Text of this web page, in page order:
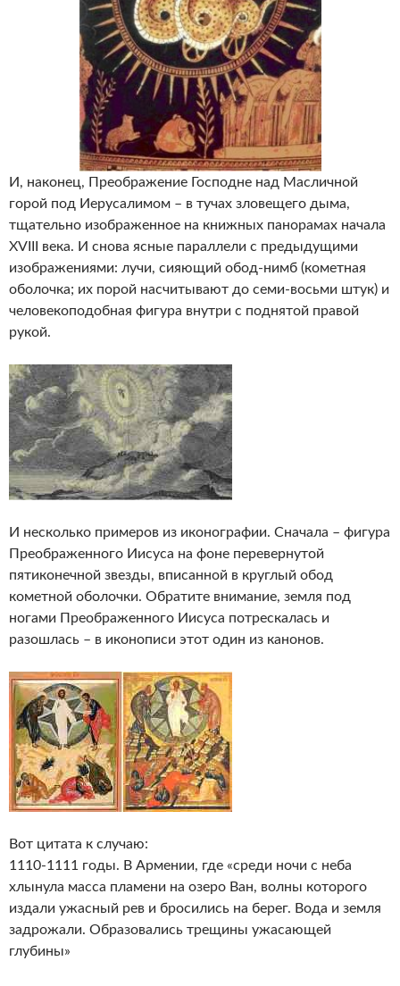
И, наконец, Преображение Господне над Масличной
горой под Иерусалимом – в тучах зловещего дыма,
тщательно изображенное на книжных панорамах начала
XVIII века. И снова ясные параллели с предыдущими
изображениями: лучи, сияющий обод-нимб (кометная
оболочка; их порой насчитывают до семи-восьми штук) и
человекоподобная фигура внутри с поднятой правой
рукой.
И несколько примеров из иконографии. Сначала – фигура
Преображенного Иисуса на фоне перевернутой
пятиконечной звезды, вписанной в круглый обод
кометной оболочки. Обратите внимание, земля под
ногами Преображенного Иисуса потрескалась и
разошлась – в иконописи этот один из канонов.
Вот цитата к случаю:
1110-1111 годы. В Армении, где «среди ночи с неба
хлынула масса пламени на озеро Ван, волны которого
издали ужасный рев и бросились на берег. Вода и земля
задрожали. Образовались трещины ужасающей
глубины»